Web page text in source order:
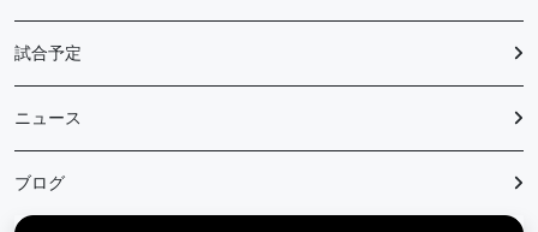
試合予定
ニュース
ブログ